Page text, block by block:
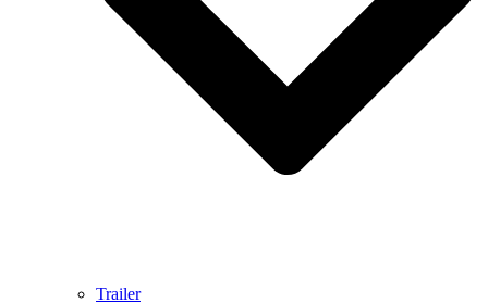
Trailer